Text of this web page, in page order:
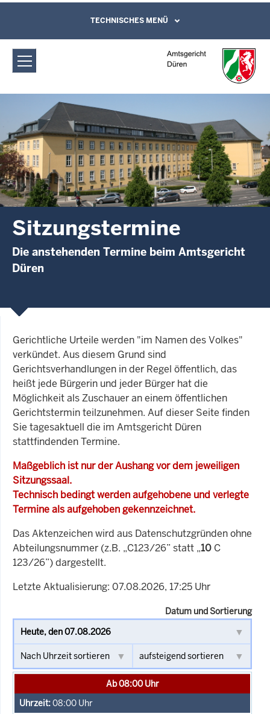
Amtsgericht Düren: Sitzungstermine
Direkt zum Inhalt
Leichte Sprache, Gebärdensprachenvideo
und Kontaktformular
TECHNISCHES MENÜ
Sitzungstermine
Die anstehenden Termine beim Amtsgericht
Düren
Gerichtliche Urteile werden "im Namen des Volkes"
verkündet. Aus diesem Grund sind
Gerichtsverhandlungen in der Regel öffentlich, das
heißt jede Bürgerin und jeder Bürger hat die
Möglichkeit als Zuschauer an einem öffentlichen
Gerichtstermin teilzunehmen. Auf dieser Seite finden
Sie tagesaktuell die im Amtsgericht Düren
stattfindenden Termine.
Maßgeblich ist nur der Aushang vor dem jeweiligen
Sitzungssaal.
Technisch bedingt werden aufgehobene und verlegte
Termine als aufgehoben gekennzeichnet.
Das Aktenzeichen wird aus Datenschutzgründen ohne
Abteilungsnummer (z.B. „C123/26” statt „10 C
123/26”) dargestellt.
Letzte Aktualisierung: 07.08.2026, 17:25 Uhr
Datum und Sortierung
Ab 08:00 Uhr
08:00 Uhr